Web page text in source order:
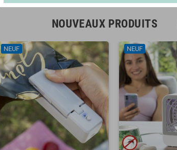
NOUVEAUX PRODUITS
NEUF NEUF